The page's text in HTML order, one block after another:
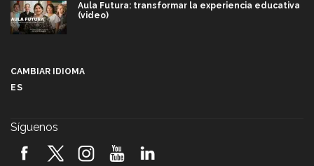
Aula Futura: transformar la experiencia educativa
(video)
2026! (video)
CAMBIAR IDIOMA
ES
Síguenos